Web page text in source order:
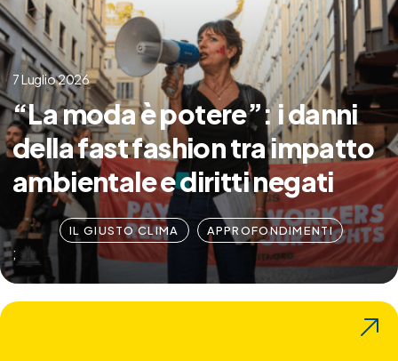
7 Luglio 2026
“La moda è potere”: i danni
della fast fashion tra impatto
ambientale e diritti negati
IL GIUSTO CLIMA APPROFONDIMENTI
;